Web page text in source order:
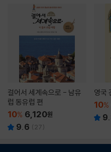
걸어서 세계속으로 - 남유
럽 동유럽 편
10% 6,120원
9.6 ( 27)
영국
10%